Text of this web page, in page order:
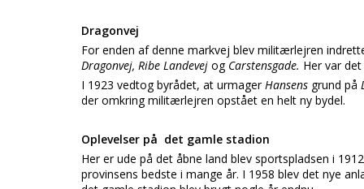
Dragonvej
For enden af denne markvej blev militærlejren
Dragonvej, Ribe Landevej og Carstensgade. Her var
I 1923 vedtog byrådet, at urmagerHansens grund på
der omkring militærlejren opstået en helt ny bydel.
Oplevelser på det gamle stadion
Her er ude på det åbne land blev sportspladsen i
provinsens bedste i mange år. I 1958 blev det nye